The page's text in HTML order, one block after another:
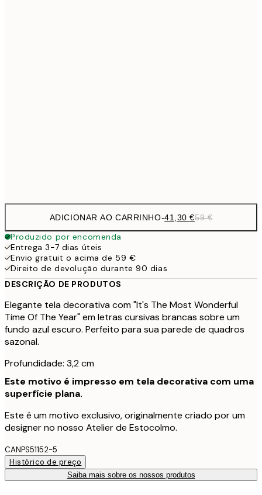
ADICIONAR AO CARRINHO-41,30 €59 €
Produzido por encomenda
Entrega 3-7 dias úteis
Envio gratuit o acima de 59 €
Direito de devolução durante 90 dias
DESCRIÇÃO DE PRODUTOS
Elegante tela decorativa com "It's The Most Wonderful
Time Of The Year" em letras cursivas brancas sobre um
fundo azul escuro. Perfeito para sua parede de quadros
sazonal.
Profundidade: 3,2 cm
Este motivo é impresso em tela decorativa com uma
superfície plana.
Este é um motivo exclusivo, originalmente criado por um
designer no nosso Atelier de Estocolmo.
CANPS51152-5
Histórico de preço
Saiba mais sobre os nossos produtos